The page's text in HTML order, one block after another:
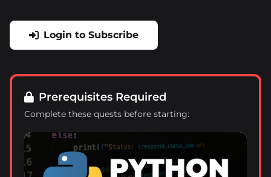
Login to Subscribe
Prerequisites Required
Complete these quests before starting: